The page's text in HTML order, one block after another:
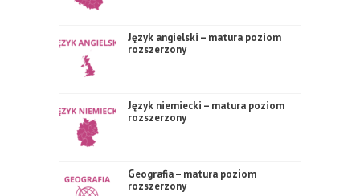
Język angielski – matura poziom
rozszerzony
Język niemiecki – matura poziom
rozszerzony
Geografia – matura poziom
rozszerzony